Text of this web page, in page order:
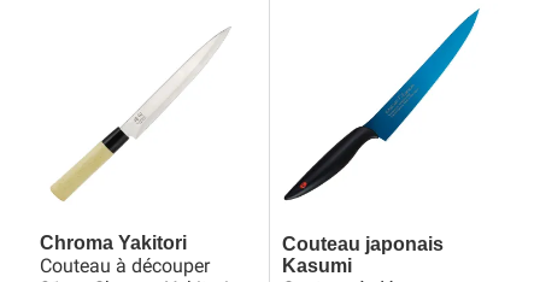
Chroma Yakitori
Couteau à découper
Couteau japonais
Kasumi